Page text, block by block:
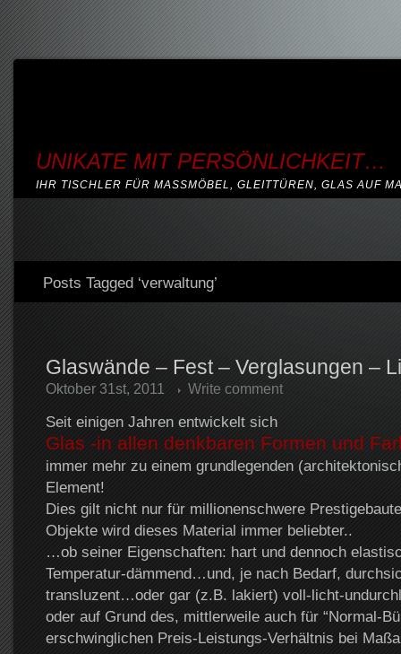
UNIKATE MIT PERSÖNLICHKEIT…
IHR TISCHLER FÜR MASSMÖBEL, GLEITTÜREN, GLAS AUF
Posts Tagged ‘verwaltung’
Glaswände – Fest – Verglasungen –
Oktober 31st, 2011 Write comment
Seit einigen Jahren entwickelt sich
Glas -in allen denkbaren Formen und
immer mehr zu einem grundlegenden
Element!
Dies gilt nicht nur für millionenschwere
Objekte wird dieses Material immer beliebter..
…ob seiner Eigenschaften: hart und dennoch
Temperatur-dämmend…und, je nach Bedarf,
transluzent…oder gar (z.B. lakiert) voll-licht-
oder auf Grund des, mittlerweile auch für “Normal-
erschwinglichen Preis-Leistungs-Verhältnis bei